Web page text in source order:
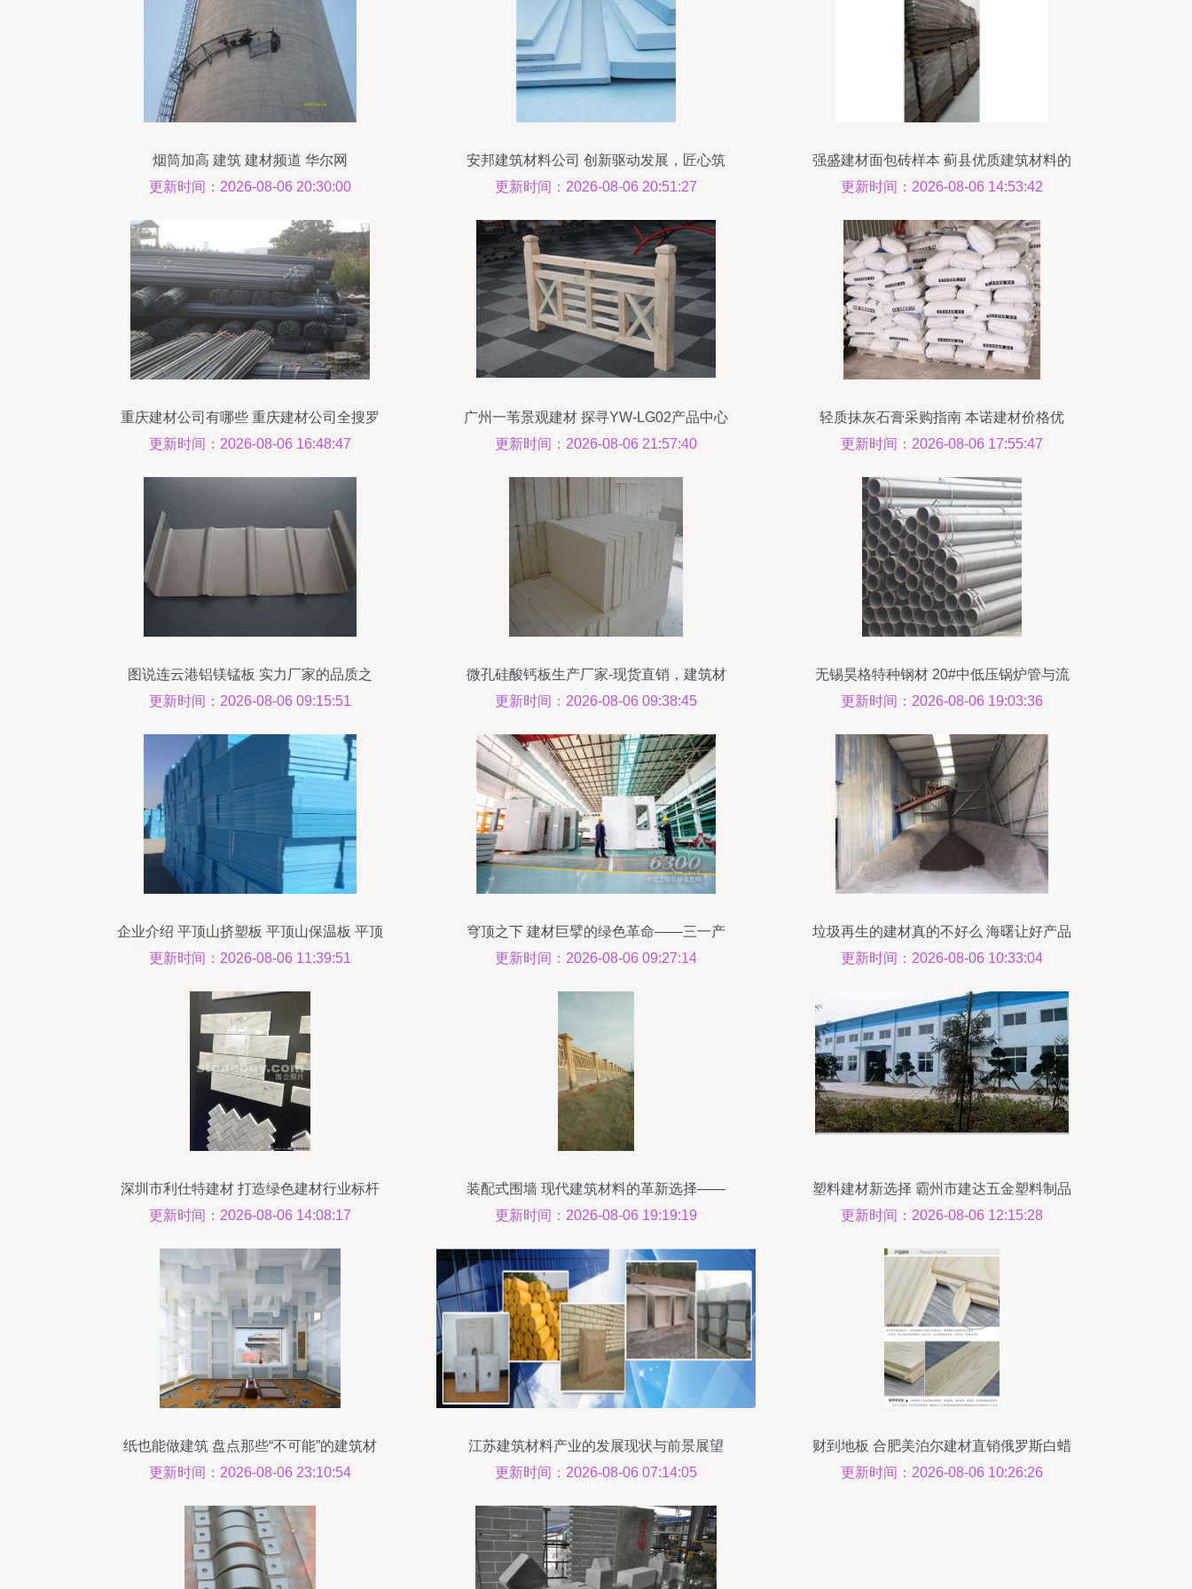
烟筒加高 建筑 建材频道 华尔网
更新时间：2026-08-06 20:30:00
安邦建筑材料公司 创新驱动发展，匠心筑
造未来
更新时间：2026-08-06 20:51:27
强盛建材面包砖样本 蓟县优质建筑材料的
创新之选
更新时间：2026-08-06 14:53:42
重庆建材公司有哪些 重庆建材公司全搜罗
更新时间：2026-08-06 16:48:47
广州一苇景观建材 探寻YW-LG02产品中心
的创新建材价值
更新时间：2026-08-06 21:57:40
轻质抹灰石膏采购指南 本诺建材价格优
惠，淮北优质供应商推荐
更新时间：2026-08-06 17:55:47
图说连云港铝镁锰板 实力厂家的品质之
旅，上海建材的可靠之选
更新时间：2026-08-06 09:15:51
微孔硅酸钙板生产厂家-现货直销，建筑材
料新选择
更新时间：2026-08-06 09:38:45
无锡昊格特种钢材 20#中低压锅炉管与流
体用管3087/8163现货优势解析
更新时间：2026-08-06 19:03:36
企业介绍 平顶山挤塑板 平顶山保温板 平顶
山地暖板 荥阳市原鹏保温建材制造厂
更新时间：2026-08-06 11:39:51
穹顶之下 建材巨擘的绿色革命——三一产
品如何引领环保前沿
更新时间：2026-08-06 09:27:14
垃圾再生的建材真的不好么 海曙让好产品
叫好又叫座
更新时间：2026-08-06 10:33:04
深圳市利仕特建材 打造绿色建材行业标杆
更新时间：2026-08-06 14:08:17
装配式围墙 现代建筑材料的革新选择——
温岭装配式围墙与枞阳县哥特建材厂解析
更新时间：2026-08-06 19:19:19
塑料建材新选择 霸州市建达五金塑料制品
厂打造未来建筑材料
更新时间：2026-08-06 12:15:28
纸也能做建筑 盘点那些“不可能”的建筑材
料
更新时间：2026-08-06 23:10:54
江苏建筑材料产业的发展现状与前景展望
更新时间：2026-08-06 07:14:05
财到地板 合肥美泊尔建材直销俄罗斯白蜡
木纯实木地板，品质之选
更新时间：2026-08-06 10:26:26